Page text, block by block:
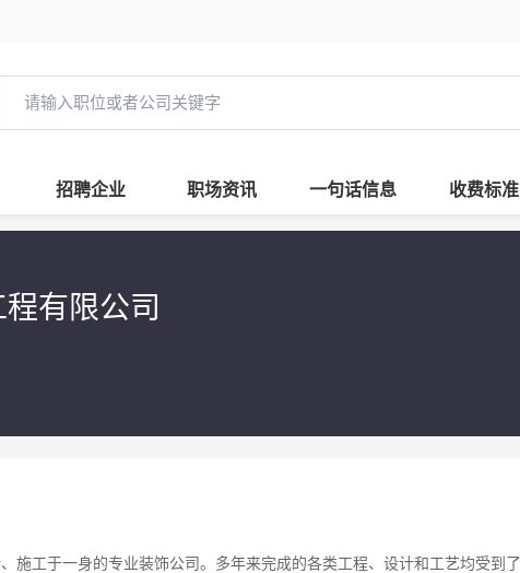
招聘企业 职场资讯 一句话信息 收费标准
有限公司
施工于一身的专业装饰公司。多年来完成的各类工程、设计和工艺均受到了